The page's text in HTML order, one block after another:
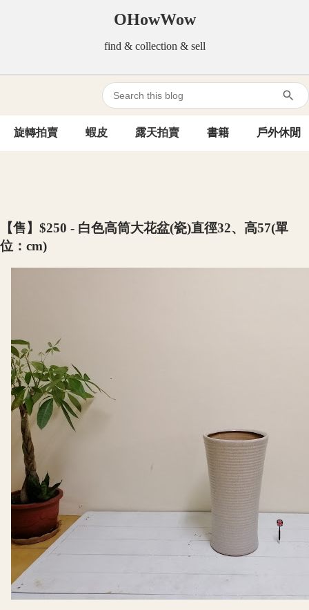
OHowWow
find & collection & sell
旋轉拍賣 蝦皮 露天拍賣 書籍 戶外休閒
【售】$250 - 白色高筒大花盆(瓷)直徑32、高57(單
位：cm)